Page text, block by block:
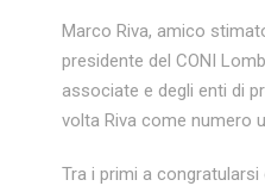
Marco Riva, amico
presidente del CONI
associate e degli enti di
volta Riva come numero
Tra i primi a